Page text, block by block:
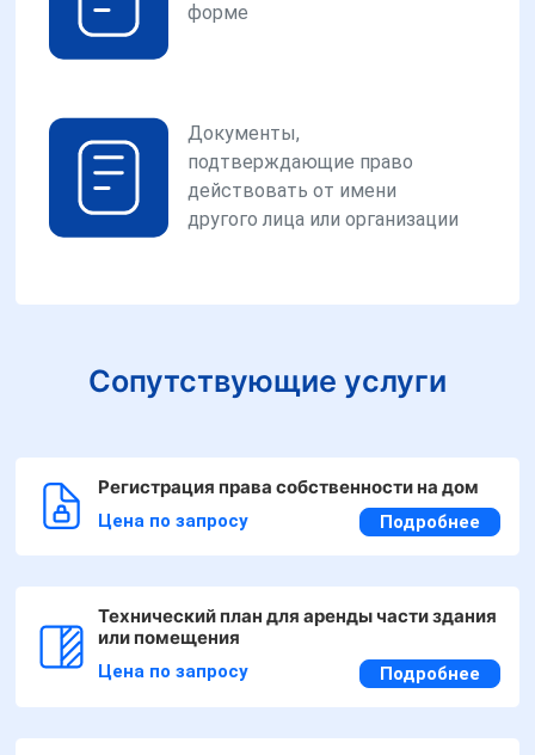
форме
Документы,
подтверждающие право
действовать от имени
другого лица или организации
Сопутствующие услуги
Регистрация права собственности на дом
Цена по запросу Подробнее
Технический план для аренды части здания
или помещения
Цена по запросу Подробнее